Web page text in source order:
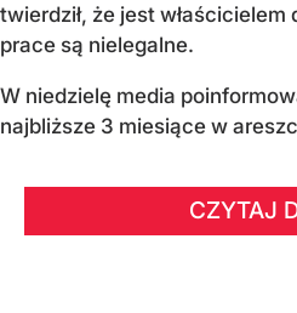
twierdził, że jest
prace są nielegalne.
W niedzielę media
najbliższe 3 miesiące w
CZYTAJ